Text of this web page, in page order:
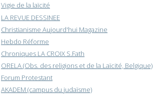
Vigie de la laïcité
LA REVUE DESSINEE
Christianisme Aujourd'hui Magazine
Hebdo Réforme
Chroniques LA CROIX S.Fath
ORELA (Obs. des religions et de la Laïcité, Belgique)
Forum Protestant
AKADEM (campus du judaïsme)